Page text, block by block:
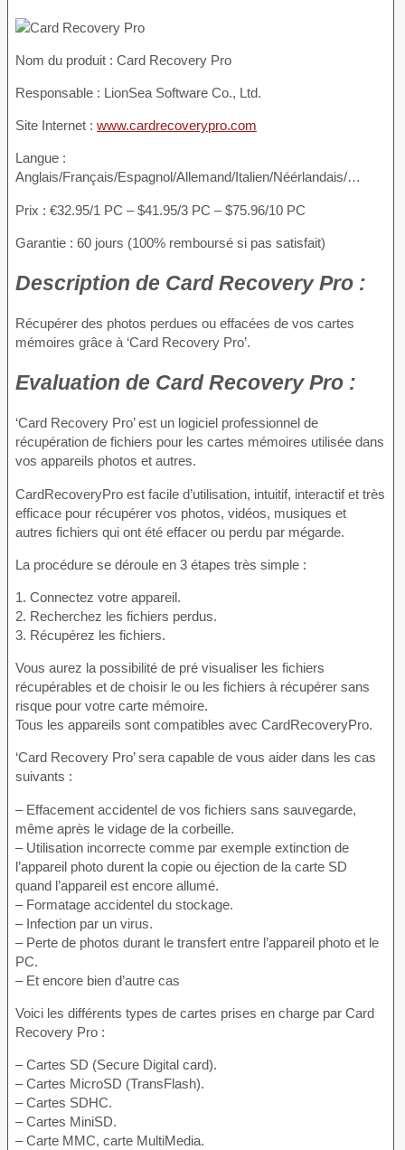
Nom du produit : Card Recovery Pro
Responsable : LionSea Software Co., Ltd.
Site Internet : www.cardrecoverypro.com
Langue :
Anglais/Français/Espagnol/Allemand/Italien/Néérlandais/…
Prix : €32.95/1 PC – $41.95/3 PC – $75.96/10 PC
Garantie : 60 jours (100% remboursé si pas satisfait)
Description de Card Recovery Pro :
Récupérer des photos perdues ou effacées de vos cartes
mémoires grâce à ‘Card Recovery Pro’.
Evaluation de Card Recovery Pro :
‘Card Recovery Pro’ est un logiciel professionnel de
récupération de fichiers pour les cartes mémoires utilisée dans
vos appareils photos et autres.
CardRecoveryPro est facile d’utilisation, intuitif, interactif et très
efficace pour récupérer vos photos, vidéos, musiques et
autres fichiers qui ont été effacer ou perdu par mégarde.
La procédure se déroule en 3 étapes très simple :
1. Connectez votre appareil.
2. Recherchez les fichiers perdus.
3. Récupérez les fichiers.
Vous aurez la possibilité de pré visualiser les fichiers
récupérables et de choisir le ou les fichiers à récupérer sans
risque pour votre carte mémoire.
Tous les appareils sont compatibles avec CardRecoveryPro.
‘Card Recovery Pro’ sera capable de vous aider dans les cas
suivants :
– Effacement accidentel de vos fichiers sans sauvegarde,
même après le vidage de la corbeille.
– Utilisation incorrecte comme par exemple extinction de
l’appareil photo durent la copie ou éjection de la carte SD
quand l’appareil est encore allumé.
– Formatage accidentel du stockage.
– Infection par un virus.
– Perte de photos durant le transfert entre l’appareil photo et le
PC.
– Et encore bien d’autre cas
Voici les différents types de cartes prises en charge par Card
Recovery Pro :
– Cartes SD (Secure Digital card).
– Cartes MicroSD (TransFlash).
– Cartes SDHC.
– Cartes MiniSD.
– Carte MMC, carte MultiMedia.